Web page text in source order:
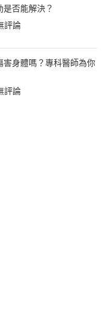
否能解決？
評論
身體嗎？專科醫師為你
評論